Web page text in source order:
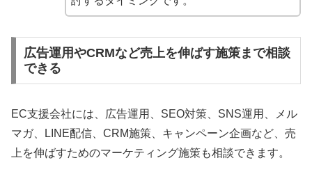
広告運用やCRMなど売上を伸ばす施策まで相談
できる
EC支援会社には、広告運用、SEO対策、SNS運用、メル
マガ、LINE配信、CRM施策、キャンペーン企画など、売
上を伸ばすためのマーケティング施策も相談できます。